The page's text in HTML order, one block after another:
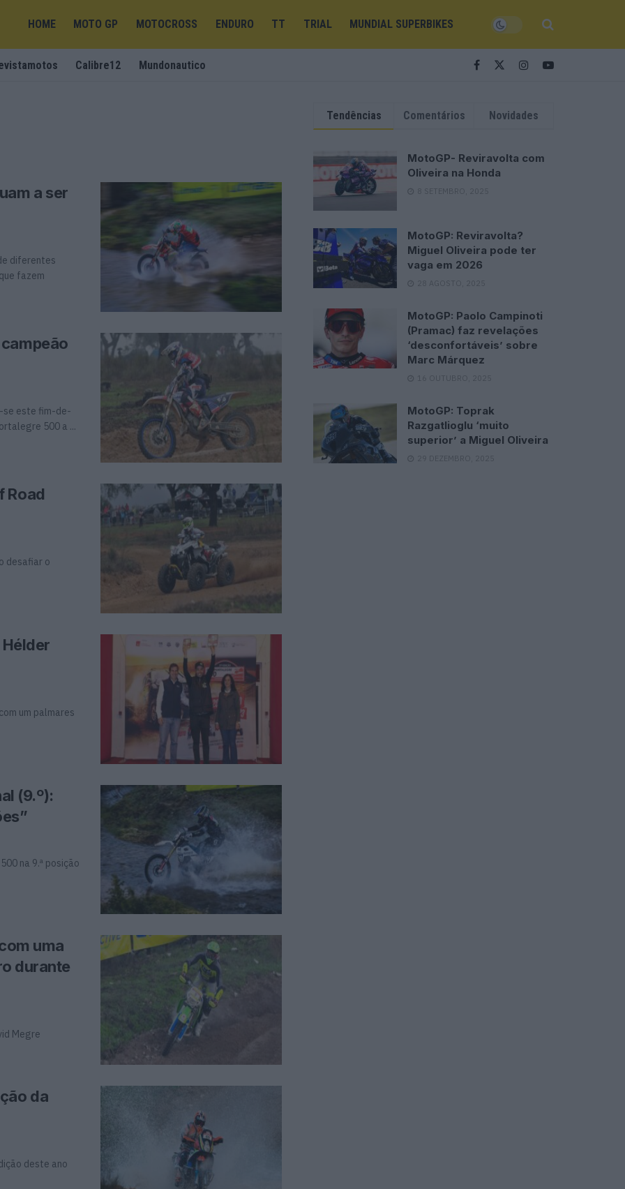
HOME MOTO GP MOTOCROSS ENDURO TT TRIAL MUNDIAL SUPERBIKES
Calibre12 Mundonautico
a ser
diferentes
fazem
se este fim-de-
500 a ...
Road
desafiar o
um palmares
(9.º):
na 9.ª posição
uma
durante
Megre
da
deste ano
Tendências Comentários Novidades
MotoGP- Reviravolta com
Oliveira na Honda
8 SETEMBRO, 2025
MotoGP: Reviravolta?
Miguel Oliveira pode ter
vaga em 2026
28 AGOSTO, 2025
MotoGP: Paolo Campinoti
(Pramac) faz revelações
‘desconfortáveis’ sobre
Marc Márquez
16 OUTUBRO, 2025
MotoGP: Toprak
Razgatlioglu ‘muito
superior’ a Miguel Oliveira